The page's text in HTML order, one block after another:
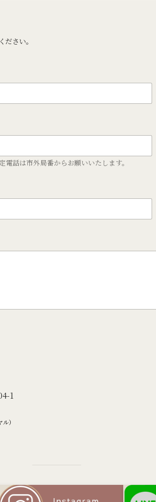
さい。
話は市外局番からお願いいたします。
1
）